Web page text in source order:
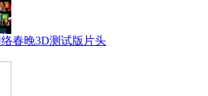
春晚3D测试版片头